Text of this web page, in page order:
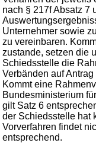
nach § 217f Absatz 7
Unternehmer sowie
zu vereinbaren.
zustande, setzen die
Schiedsstelle die
Verbänden auf
Kommt eine
Bundesministerium
gilt Satz 6
der Schiedsstelle hat
Vorverfahren findet
entsprechend.